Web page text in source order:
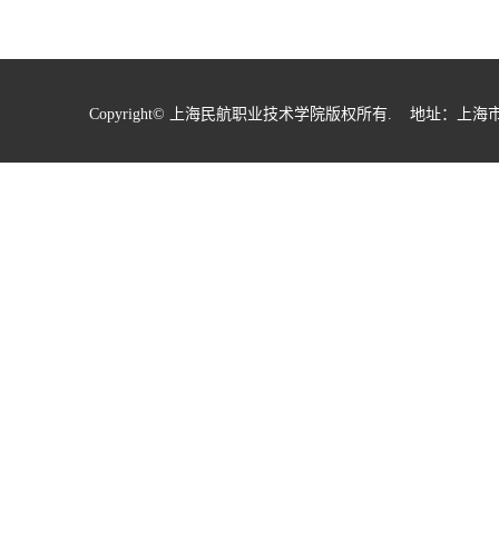
Copyright© 上海民航职业技术学院版权所有. 地址：上海